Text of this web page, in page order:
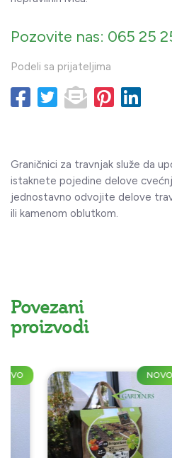
Pozovite nas: 065 25
Podeli sa prijateljima
Graničnici za travnjak služe da
istaknete pojedine delove
jednostavno odvojite delove
ili kamenom oblutkom.
Povezani
proizvodi
NOVO